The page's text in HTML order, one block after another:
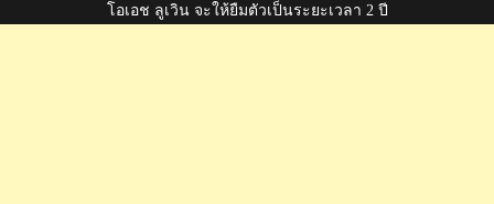
โอเอช ลูเวิน จะให้ยืมตัวเป็นระยะเวลา 2 ปี